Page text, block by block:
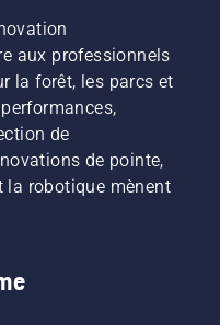
aux professionnels
la forêt, les parcs et
de
de pointe,
la robotique mènent